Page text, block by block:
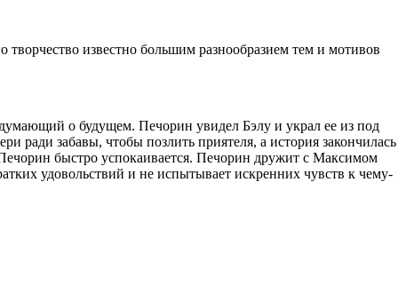
известно большим разнообразием тем и мотивов
о будущем. Печорин увидел Бэлу и украл ее из под
ради забавы, чтобы позлить приятеля, а история закончилась
быстро успокаивается. Печорин дружит с Максимом
удовольствий и не испытывает искренних чувств к чему-